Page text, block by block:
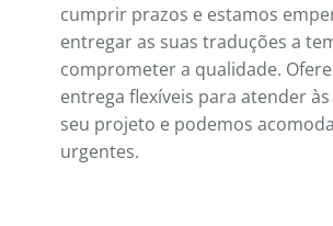
cumprir prazos e estamos
entregar as suas traduções a
comprometer a qualidade.
entrega flexíveis para atender
seu projeto e podemos
urgentes.